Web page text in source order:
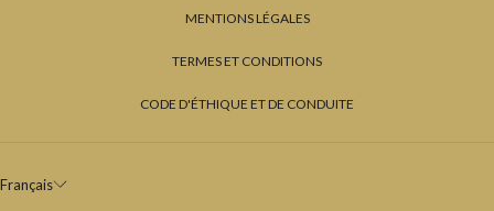
MENTIONS LÉGALES
TERMES ET CONDITIONS
CODE D'ÉTHIQUE ET DE CONDUITE
Français